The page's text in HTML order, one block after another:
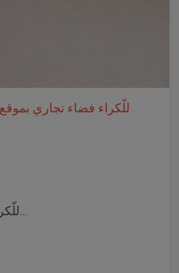
للّكراء فضاء تجاري بموقع
للّكراء فضاء تجاري بموقع متميز في...